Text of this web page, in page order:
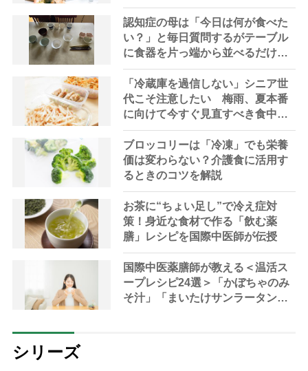
レシピ3選【管理栄養士提案】
認知症の母は「今日は何が食べた
い？」と毎日質問するがテーブル
に食器を片っ端から並べるだけ―
困った息子の対処法とものがない
現在の台所の意味
「冷蔵庫を過信しない」シニア世
代こそ注意したい 梅雨、夏本番
に向けて今すぐ見直すべき食中毒
対策を家事アドバイザーが指南
ブロッコリーは「冷凍」でも栄養
価は変わらない？介護食に活用す
るときのコツを解説
お茶に“ちょい足し”で冷え症対
策！身近な食材で作る「飲む薬
膳」レシピを国際中医師が伝授
国際中医薬膳師が教える＜温活ス
ープレシピ24選＞「かぼちゃのみ
そ汁」「まいたけサンラータン」
シリーズ